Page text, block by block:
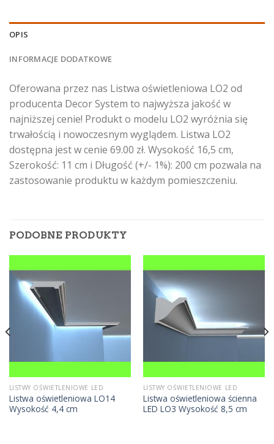
OPIS
INFORMACJE DODATKOWE
Oferowana przez nas Listwa oświetleniowa LO2 od
producenta Decor System to najwyższa jakość w
najniższej cenie! Produkt o modelu LO2 wyróżnia się
trwałością i nowoczesnym wyglądem. Listwa LO2
dostępna jest w cenie 69.00 zł. Wysokość 16,5 cm,
Szerokość: 11 cm i Długość (+/- 1%): 200 cm pozwala na
zastosowanie produktu w każdym pomieszczeniu.
PODOBNE PRODUKTY
LISTWY OŚWIETLENIOWE LED
Listwa oświetleniowa LO14
Wysokość 4,4 cm
LISTWY OŚWIETLENIOWE LED
Listwa oświetleniowa ścienna
LED LO3 Wysokość 8,5 cm